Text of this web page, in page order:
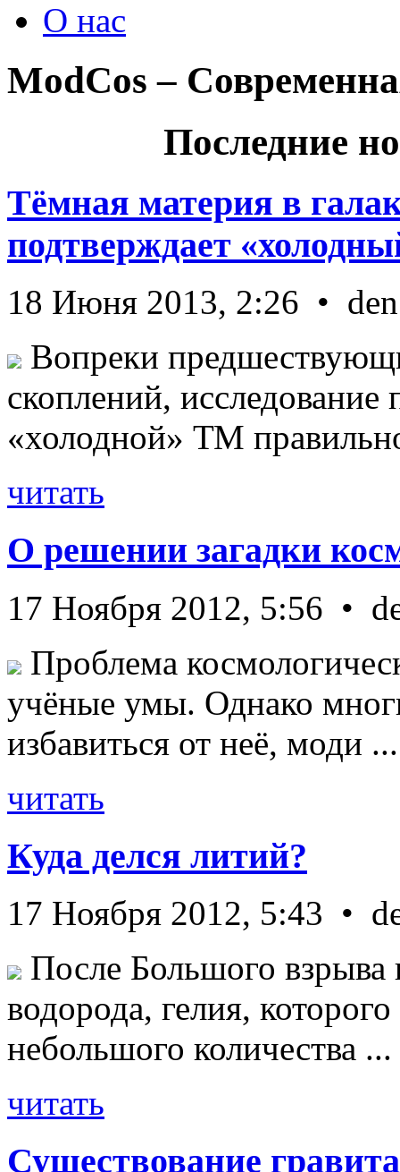
О нас
ModCos –
Последние
Тёмная материя в
подтверждает
18 Июня 2013, 2:26 • den
Вопреки
скоплений, исследование
«холодной» ТМ
читать
О решении загадки
17 Ноября 2012, 5:56 •
Проблема
учёные умы. Однако
избавиться от неё, моди ...
читать
Куда делся литий?
17 Ноября 2012, 5:43 •
После Большого взрыва
водорода, гелия,
небольшого количества ...
читать
Существование